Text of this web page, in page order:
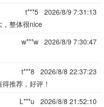
t***5
2026/8/9 7:31:13
，整体很nice
w***w
2026/8/9 7:30:47
t***8
2026/8/8 22:37:23
推荐，好评！
L***u
2026/8/8 21:52:10